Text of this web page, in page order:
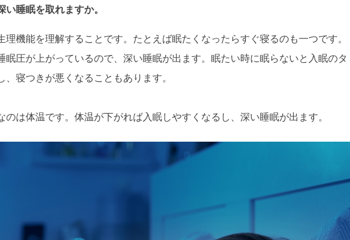
睡眠を取れますか。
機能を理解することです。たとえば眠たくなったらすぐ寝るのも一つです。
眠圧が上がっているので、深い睡眠が出ます。眠たい時に眠らないと入眠のタ
、寝つきが悪くなることもあります。
は体温です。体温が下がれば入眠しやすくなるし、深い睡眠が出ます。